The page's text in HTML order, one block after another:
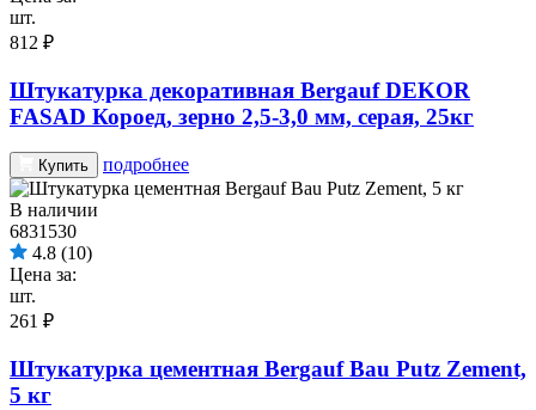
шт.
812 ₽
Штукатурка декоративная Bergauf DEKOR
FASAD Короед, зерно 2,5-3,0 мм, серая, 25кг
Купить подробнее
В наличии
6831530
4.8 (10)
Цена за:
шт.
261 ₽
Штукатурка цементная Bergauf Bau Putz Zement,
5 кг